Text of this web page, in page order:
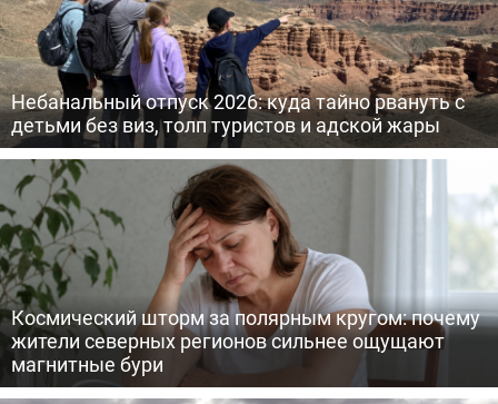
Небанальный отпуск 2026: куда тайно рвануть с
детьми без виз, толп туристов и адской жары
Космический шторм за полярным кругом: почему
жители северных регионов сильнее ощущают
магнитные бури